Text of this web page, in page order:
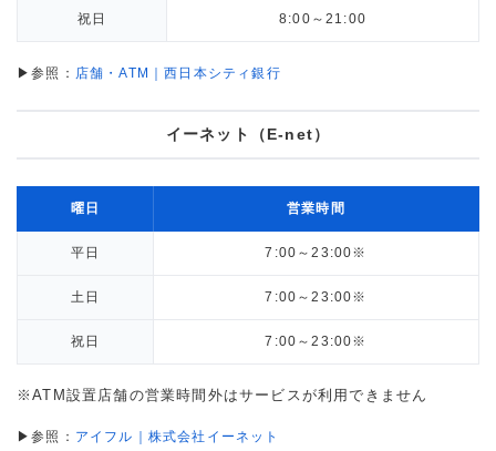
祝日 8:00～21:00
▶参照： 店舗・ATM｜西日本シティ銀行
イーネット（E-net）
曜日 営業時間
平日 7:00～23:00※
土日 7:00～23:00※
祝日 7:00～23:00※
※ATM設置店舗の営業時間外はサービスが利用できません
▶参照： アイフル｜株式会社イーネット